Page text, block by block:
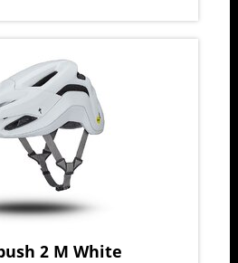
2 M White